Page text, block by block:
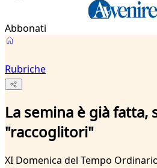
Abbonati
Rubriche
La semina è già fatta,
"raccoglitori"
XI Domenica del Tempo